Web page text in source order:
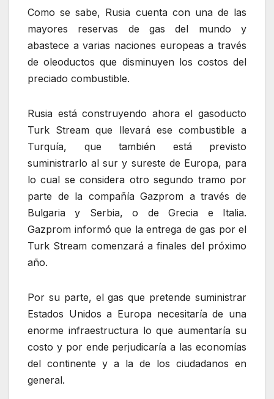
Como se sabe, Rusia cuenta con una de las
mayores reservas de gas del mundo y
abastece a varias naciones europeas a través
de oleoductos que disminuyen los costos del
preciado combustible.
Rusia está construyendo ahora el gasoducto
Turk Stream que llevará ese combustible a
Turquía, que también está previsto
suministrarlo al sur y sureste de Europa, para
lo cual se considera otro segundo tramo por
parte de la compañía Gazprom a través de
Bulgaria y Serbia, o de Grecia e Italia.
Gazprom informó que la entrega de gas por el
Turk Stream comenzará a finales del próximo
año.
Por su parte, el gas que pretende suministrar
Estados Unidos a Europa necesitaría de una
enorme infraestructura lo que aumentaría su
costo y por ende perjudicaría a las economías
del continente y a la de los ciudadanos en
general.